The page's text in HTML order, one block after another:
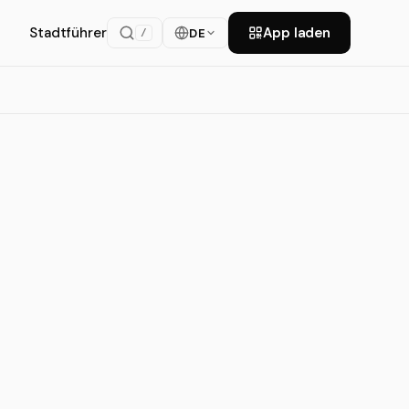
Stadtführer / DE App laden